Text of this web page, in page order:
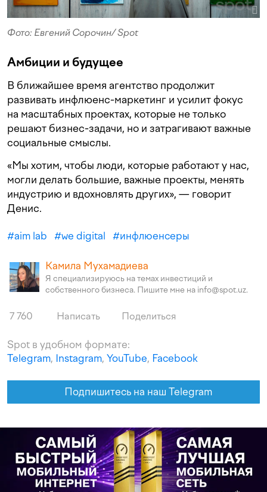
Фото: Евгений Сорочин/ Spot
Амбиции и будущее
В ближайшее время агентство продолжит
развивать инфлюенс-маркетинг и усилит фокус
на масштабных проектах, которые не только
решают бизнес-задачи, но и затрагивают важные
социальные смыслы.
«Мы хотим, чтобы люди, которые работают у нас,
могли делать большие, важные проекты, менять
индустрию и вдохновлять других», — говорит
Денис.
#aim lab #we digital #инфлюенсеры
Камила Мухамадиева
Я специализируюсь на темах инвестиций и
собственного бизнеса. Пишите мне на info@spot.uz.
7 760 Написать Поделиться
Spot в удобном формате:
Telegram, Instagram, YouTube, Facebook
Подпишитесь на наш Telegram